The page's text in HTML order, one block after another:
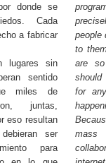
donde se
Cada
a fabricar
lugares sin
sentido
miles de
juntas,
eso resultan
ser
para
people
to
are
should
for
mass